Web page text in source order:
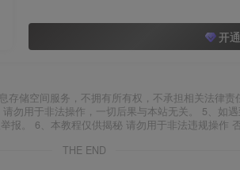
开
存储空间服务，不拥有所有权，不承担相关法律
勿用于非法操作，一切后果与本站无关。 5、如
报。 6、本教程仅供揭秘 请勿用于非法违规操作
THE END